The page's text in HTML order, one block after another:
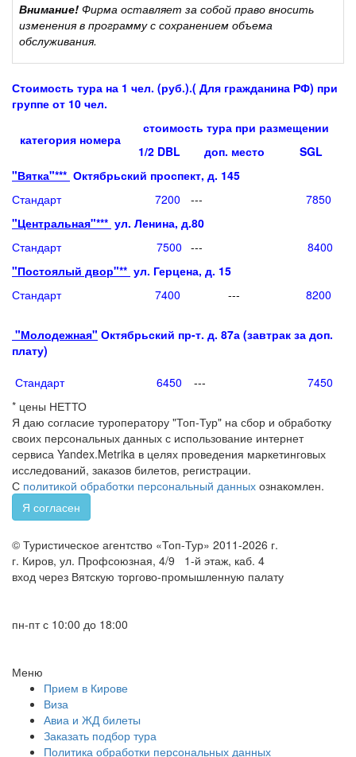
Внимание! Фирма оставляет за собой право вносить
изменения в программу с сохранением объема
обслуживания.
Стоимость тура на 1 чел. (руб.).( Для гражданина РФ) при
группе от 10 чел.
категория номера
стоимость тура при размещении
1/2 DBL
доп. место
SGL
"Вятка"*** Октябрьский проспект, д. 145
Стандарт
7200 ---
7850
"Центральная"*** ул. Ленина, д.80
Стандарт
7500 ---
8400
"Постоялый двор"** ул. Герцена, д. 15
Стандарт
7400 --- 8200
"Молодежная" Октябрьский пр-т. д. 87а (завтрак за доп.
плату)
Стандарт
6450 ---
7450
* цены НЕТТО
Я даю согласие туроператору "Топ-Тур" на сбор и обработку
своих персональных данных с использование интернет
сервиса Yandex.Metrika в целях проведения маркетинговых
исследований, заказов билетов, регистрации.
С политикой обработки персональный данных ознакомлен.
Я согласен
© Туристическое агентство «Топ-Тур» 2011-2026 г.
г. Киров, ул. Профсоюзная, 4/9 1-й этаж, каб. 4
вход через Вятскую торгово-промышленную палату
пн-пт с 10:00 до 18:00
Меню
Прием в Кирове
Виза
Авиа и ЖД билеты
Заказать подбор тура
Политика обработки персональных данных